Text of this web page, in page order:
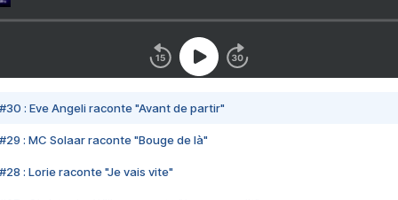
#30 : Eve Angeli raconte "Avant de partir"
#29 : MC Solaar raconte "Bouge de là"
#28 : Lorie raconte "Je vais vite"